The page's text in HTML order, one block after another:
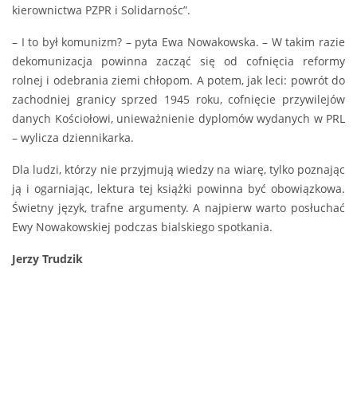
kierownictwa PZPR i Solidarnośc”.
– I to był komunizm? – pyta Ewa Nowakowska. – W takim razie
dekomunizacja powinna zacząć się od cofnięcia reformy
rolnej i odebrania ziemi chłopom. A potem, jak leci: powrót do
zachodniej granicy sprzed 1945 roku, cofnięcie przywilejów
danych Kościołowi, unieważnienie dyplomów wydanych w PRL
– wylicza dziennikarka.
Dla ludzi, którzy nie przyjmują wiedzy na wiarę, tylko poznając
ją i ogarniając, lektura tej książki powinna być obowiązkowa.
Świetny język, trafne argumenty. A najpierw warto posłuchać
Ewy Nowakowskiej podczas bialskiego spotkania.
Jerzy Trudzik